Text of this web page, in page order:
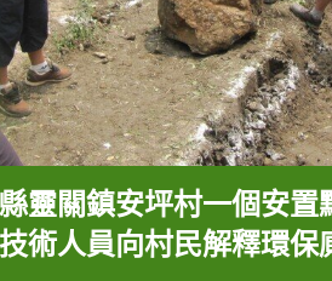
靈關鎮安坪村一個安置
術人員向村民解釋環保